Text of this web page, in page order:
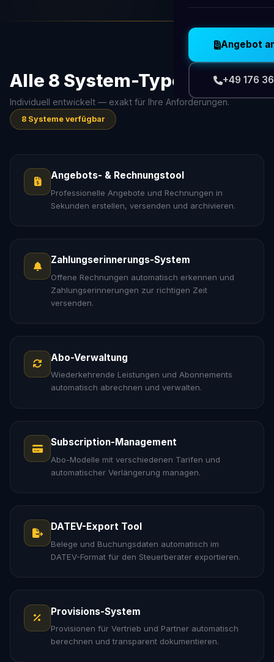
Angebot
+49 176
Alle 8 System-Typen
Individuell entwickelt — exakt für Ihre Anforderungen.
8 Systeme verfügbar
Angebots- & Rechnungstool
Professionelle Angebote und Rechnungen in
Sekunden erstellen, versenden und archivieren.
Zahlungserinnerungs-System
Offene Rechnungen automatisch erkennen und
Zahlungserinnerungen zur richtigen Zeit
versenden.
Abo-Verwaltung
Wiederkehrende Leistungen und Abonnements
automatisch abrechnen und verwalten.
Subscription-Management
Abo-Modelle mit verschiedenen Tarifen und
automatischer Verlängerung managen.
DATEV-Export Tool
Belege und Buchungsdaten automatisch im
DATEV-Format für den Steuerberater exportieren.
Provisions-System
Provisionen für Vertrieb und Partner automatisch
berechnen und transparent dokumentieren.